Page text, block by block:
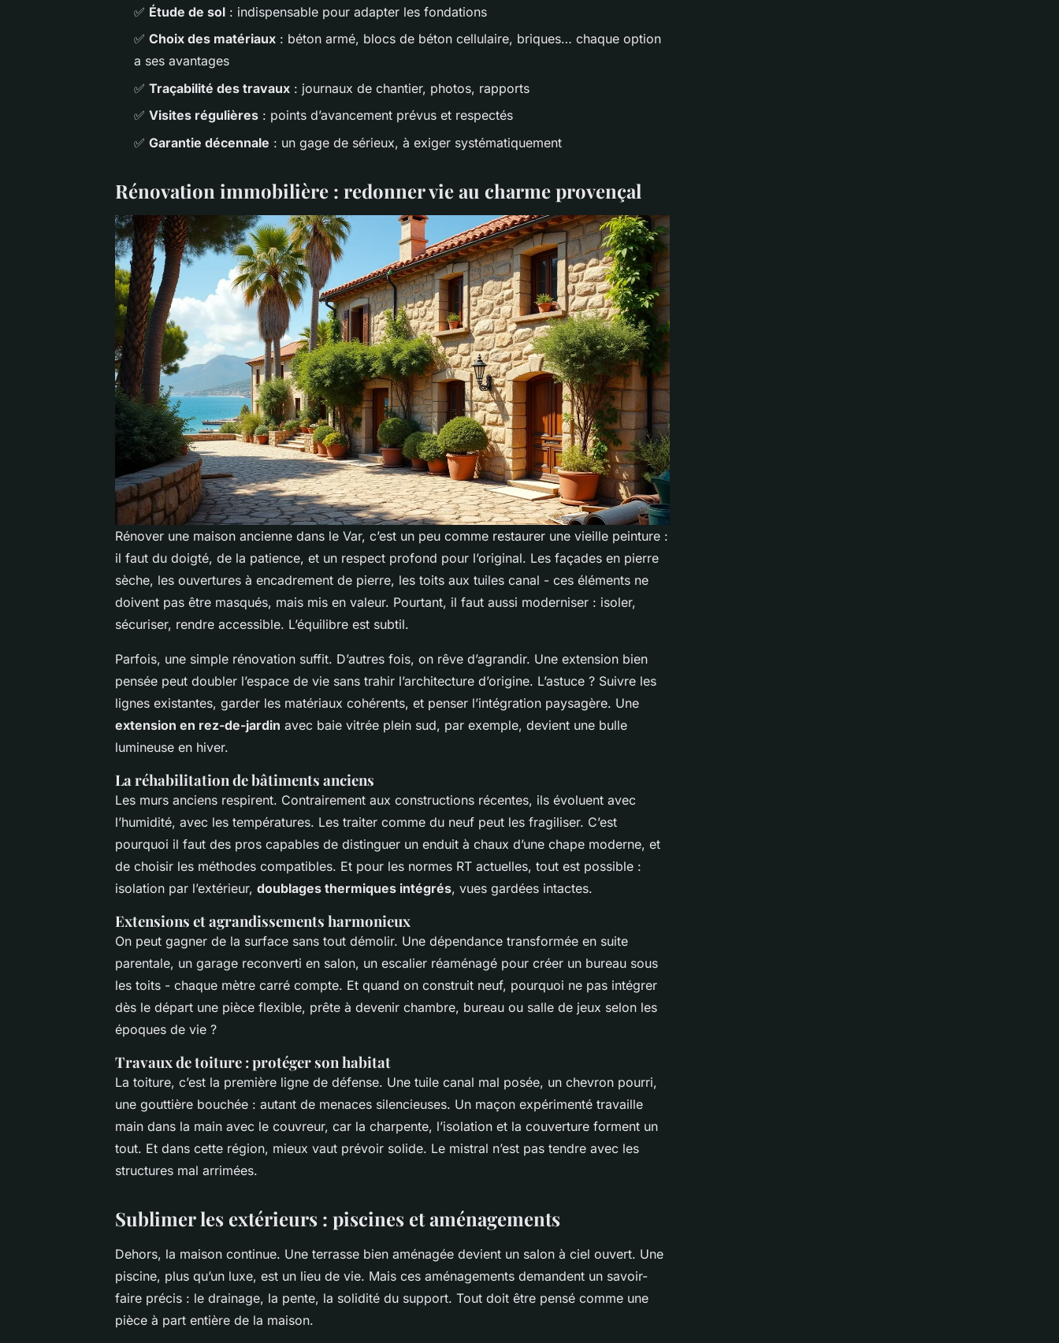
✅ Étude de sol : indispensable pour adapter les fondations
✅ Choix des matériaux : béton armé, blocs de béton cellulaire, briques… chaque option
a ses avantages
✅ Traçabilité des travaux : journaux de chantier, photos, rapports
✅ Visites régulières : points d’avancement prévus et respectés
✅ Garantie décennale : un gage de sérieux, à exiger systématiquement
Rénovation immobilière : redonner vie au charme provençal
Rénover une maison ancienne dans le Var, c’est un peu comme restaurer une vieille peinture :
il faut du doigté, de la patience, et un respect profond pour l’original. Les façades en pierre
sèche, les ouvertures à encadrement de pierre, les toits aux tuiles canal - ces éléments ne
doivent pas être masqués, mais mis en valeur. Pourtant, il faut aussi moderniser : isoler,
sécuriser, rendre accessible. L’équilibre est subtil.
Parfois, une simple rénovation suffit. D’autres fois, on rêve d’agrandir. Une extension bien
pensée peut doubler l’espace de vie sans trahir l’architecture d’origine. L’astuce ? Suivre les
lignes existantes, garder les matériaux cohérents, et penser l’intégration paysagère. Une
extension en rez-de-jardin avec baie vitrée plein sud, par exemple, devient une bulle
lumineuse en hiver.
La réhabilitation de bâtiments anciens
Les murs anciens respirent. Contrairement aux constructions récentes, ils évoluent avec
l’humidité, avec les températures. Les traiter comme du neuf peut les fragiliser. C’est
pourquoi il faut des pros capables de distinguer un enduit à chaux d’une chape moderne, et
de choisir les méthodes compatibles. Et pour les normes RT actuelles, tout est possible :
isolation par l’extérieur, doublages thermiques intégrés, vues gardées intactes.
Extensions et agrandissements harmonieux
On peut gagner de la surface sans tout démolir. Une dépendance transformée en suite
parentale, un garage reconverti en salon, un escalier réaménagé pour créer un bureau sous
les toits - chaque mètre carré compte. Et quand on construit neuf, pourquoi ne pas intégrer
dès le départ une pièce flexible, prête à devenir chambre, bureau ou salle de jeux selon les
époques de vie ?
Travaux de toiture : protéger son habitat
La toiture, c’est la première ligne de défense. Une tuile canal mal posée, un chevron pourri,
une gouttière bouchée : autant de menaces silencieuses. Un maçon expérimenté travaille
main dans la main avec le couvreur, car la charpente, l’isolation et la couverture forment un
tout. Et dans cette région, mieux vaut prévoir solide. Le mistral n’est pas tendre avec les
structures mal arrimées.
Sublimer les extérieurs : piscines et aménagements
Dehors, la maison continue. Une terrasse bien aménagée devient un salon à ciel ouvert. Une
piscine, plus qu’un luxe, est un lieu de vie. Mais ces aménagements demandent un savoir-
faire précis : le drainage, la pente, la solidité du support. Tout doit être pensé comme une
pièce à part entière de la maison.